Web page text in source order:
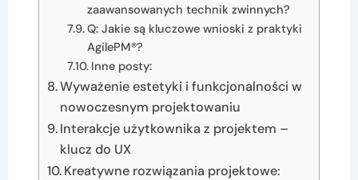
zaawansowanych technik zwinnych?
Q: Jakie są kluczowe wnioski z praktyki
AgilePM®?
Inne posty:
Wyważenie estetyki i funkcjonalności w
nowoczesnym projektowaniu
Interakcje użytkownika z projektem –
klucz do UX
Kreatywne rozwiązania projektowe: